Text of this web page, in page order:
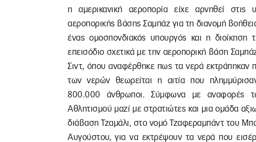
η αμερικανική αεροπορία είχε αρνηθεί
αεροπορικής βάσης Σαμπάζ για τη διανομή
ένας ομοσπονδιακός υπουργός και η διοίκηση
επεισόδιο σχετικά με την αεροπορική βάση
Σιντ, όπου αναφέρθηκε πως τα νερά εκτράπηκαν
των νερών θεωρείται η αιτία που
800.000 άνθρωποι. Σύμφωνα με αναφορές
Αθλητισμού μαζί με στρατιώτες και μια ομάδα
διάβαση Τζαμάλι, στο νομό Τζαφεραμπάντ του
Αυγούστου, για να εκτρέψουν τα νερά που